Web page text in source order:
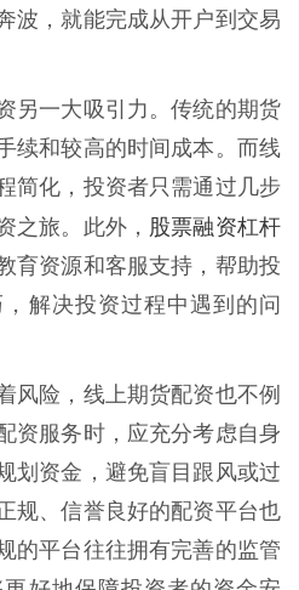
波，就能完成从开户到交易
另一大吸引力。传统的期货
续和较高的时间成本。而线
简化，投资者只需通过几步
之旅。此外， 股票融资杠杆
育资源和客服支持，帮助投
解决投资过程中遇到的问
风险，线上期货配资也不例
资服务时，应充分考虑自身
划资金，避免盲目跟风或过
规、信誉良好的配资平台也
的平台往往拥有完善的监管